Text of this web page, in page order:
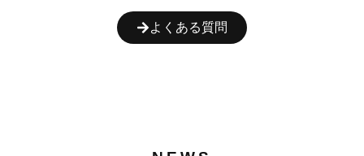
よくある質問